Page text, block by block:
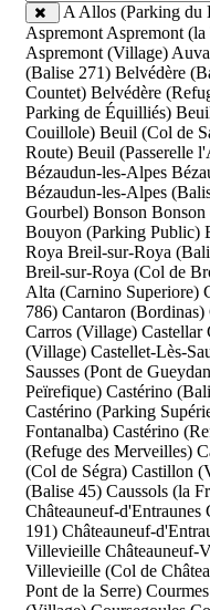
A Allos (Parking du
Aspremont Aspremont
Aspremont (Village)
(Balise 271) Belvédère
Countet) Belvédère
Parking de Équilliés)
Couillole) Beuil (Col de
Route) Beuil (Passerelle
Bézaudun-les-Alpes
Bézaudun-les-Alpes
Gourbel) Bonson Bonson
Bouyon (Parking Public)
Roya Breil-sur-Roya
Breil-sur-Roya (Col de
Alta (Carnino Superiore)
786) Cantaron (Bordinas)
Carros (Village) Castellar
(Village) Castellet-Lès-
Sausses (Pont de
Peïrefique) Castérino
Castérino (Parking
Fontanalba) Castérino
(Refuge des Merveilles)
(Col de Ségra) Castillon
(Balise 45) Caussols (la
Châteauneuf-d'Entraunes
191) Châteauneuf-
Villevieille Châteauneuf-
Villevieille (Col de
Pont de la Serre) Courmes